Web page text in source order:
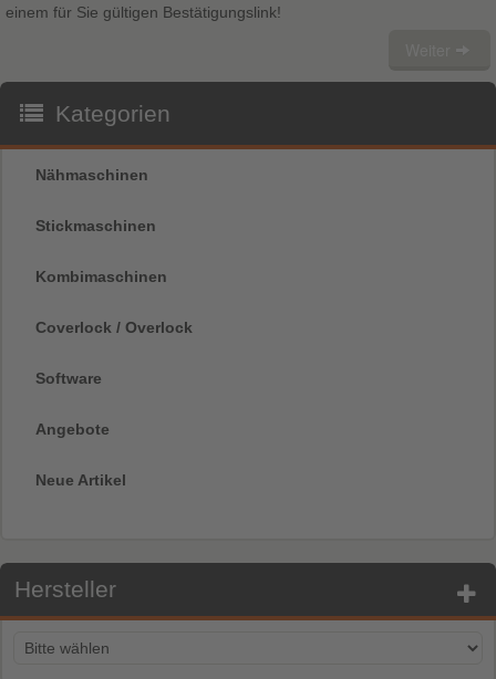
einem für Sie gültigen Bestätigungslink!
Kategorien
Nähmaschinen
Stickmaschinen
Kombimaschinen
Coverlock / Overlock
Software
Angebote
Neue Artikel
Hersteller